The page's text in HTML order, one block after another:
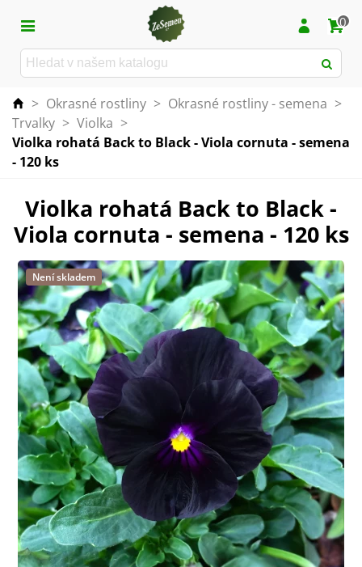
0
> Okrasné rostliny > Okrasné rostliny - semena >
Trvalky > Violka >
Violka rohatá Back to Black - Viola cornuta - semena
- 120 ks
Violka rohatá Back to Black -
Viola cornuta - semena - 120 ks
Není skladem